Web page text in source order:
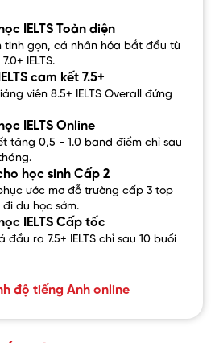
IELTS Toàn diện
tinh gọn, cá nhân hóa bắt đầu từ
IELTS.
cam kết 7.5+
viên 8.5+ IELTS Overall đứng
IELTS Online
tăng 0,5 - 1.0 band điểm chỉ sau
cho học sinh Cấp 2
ước mơ đỗ trường cấp 3 top
du học sớm.
IELTS Cấp tốc
đầu ra 7.5+ IELTS chỉ sau 10 buổi
độ tiếng Anh online